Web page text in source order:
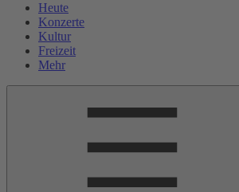
Heute
Konzerte
Kultur
Freizeit
Mehr